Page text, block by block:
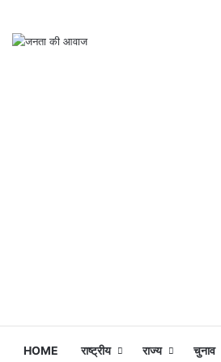
HOME राष्ट्रीय राज्य चुनाव